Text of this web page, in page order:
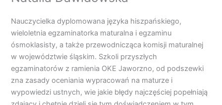
Nauczycielka dyplomowana języka hiszpańskiego,
wieloletnia egzaminatorka maturalna i egzaminu
ósmoklasisty, a także przewodnicząca komisji maturalnej
w województwie śląskim. Szkoli przyszłych
egzaminatorów z ramienia OKE Jaworzno, od podszewki
zna zasady oceniania wypracowań na maturze i
wypowiedzi ustnych, wie jakie błędy najczęściej popełniają